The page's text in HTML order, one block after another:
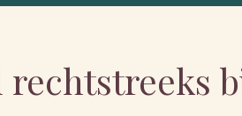
rechtstreeks